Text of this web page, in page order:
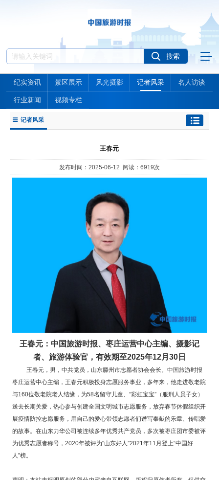
纪实资讯 景区展示 风光摄影 记者风采 名人访谈
行业新闻 视频专栏
记者风采
王春元
发布时间：2025-06-12 阅读：6919次
王春元：中国旅游时报、枣庄运营中心主编、摄影记
者、旅游体验官，有效期至2025年12月30日
王春元，男，中共党员，山东滕州市志愿者协会会长。中国旅游时报
枣庄运营中心主编，王春元积极投身志愿服务事业，多年来，他走进敬老院
与160位敬老院老人结缘，为58名留守儿童、“彩虹宝宝”（服刑人员子女）
送去长期关爱，热心参与创建全国文明城市志愿服务，放弃春节休假组织开
展疫情防控志愿服务，用自己的爱心带领志愿者们谱写奉献的乐章、传唱爱
的故事。在山东力华公司被连续多年优秀共产党员，多次被枣庄团市委被评
为优秀志愿者称号，2020年被评为"山东好人”2021年11月登上“中国好
人”榜。